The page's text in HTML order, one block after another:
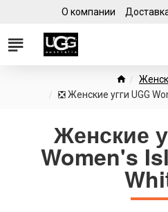
О компании
❎ Женские угги UGG
Женские
Women's